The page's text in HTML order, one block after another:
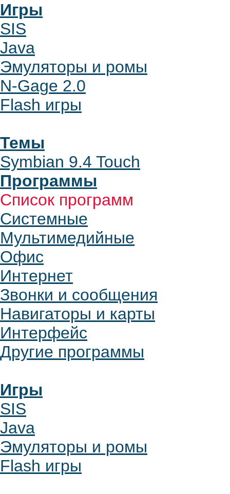
Игры
SIS
Java
Эмуляторы и ромы
N-Gage 2.0
Flash игры
Темы
Symbian 9.4 Touch
Программы
Список программ
Системные
Мультимедийные
Офис
Интернет
Звонки и сообщения
Навигаторы и карты
Интерфейс
Другие программы
Игры
SIS
Java
Эмуляторы и ромы
Flash игры